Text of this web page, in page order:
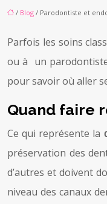
/ Blog / Parodontiste et
Parfois les soins
ou à un
pour savoir où aller
Quand faire
Ce qui représente la
préservation des
d’autres et doivent
niveau des canaux